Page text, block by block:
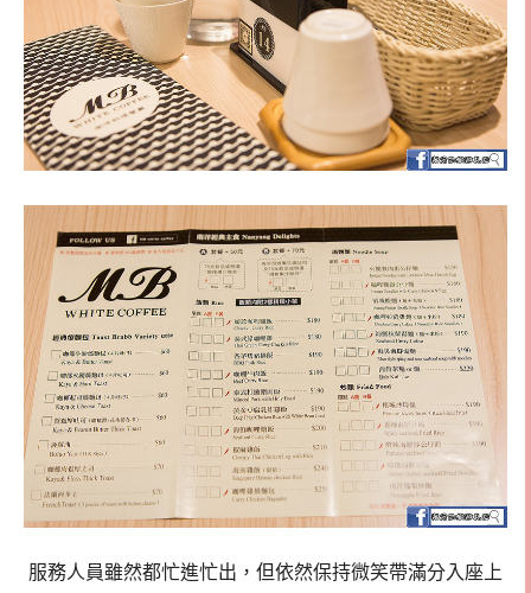
服務人員雖然都忙進忙出，但依然保持微笑帶滿分入座上